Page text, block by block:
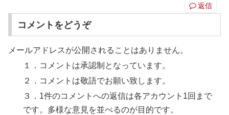
返信
コメントをどうぞ
メールアドレスが公開されることはありません。
１．コメントは承認制となっています。
２．コメントは敬語でお願い致します。
３．1件のコメントへの返信は各アカウント1回まで
です。多様な意見を並べるのが目的です。